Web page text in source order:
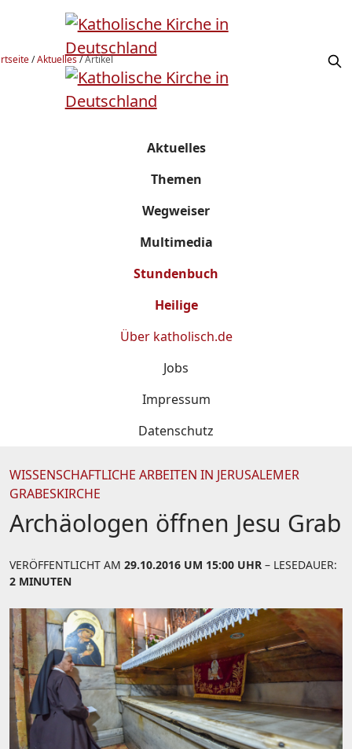
/Aktuelles/Artikel
Aktuelles
Themen
Wegweiser
Multimedia
Stundenbuch
Heilige
Über katholisch.de
Jobs
Impressum
Datenschutz
WISSENSCHAFTLICHE ARBEITEN IN JERUSALEMER
GRABESKIRCHE
Archäologen öffnen Jesu Grab
VERÖFFENTLICHT AM 29.10.2016 UM 15:00 UHR – LESEDAUER:
2 MINUTEN